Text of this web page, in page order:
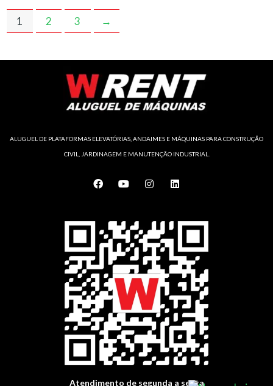
1 2 3 →
ALUGUEL DE PLATAFORMAS ELEVATÓRIAS, ANDAIMES E MÁQUINAS PARA CONSTRUÇÃO
CIVIL, JARDINAGEM E MANUTENÇÃO INDUSTRIAL.
F
a
o
o
k
Y
o
b
e
I
n
g
r
a
m
L
i
Atendimento de segunda a sexta